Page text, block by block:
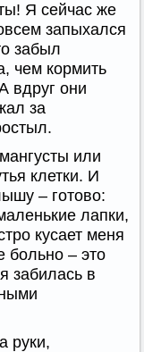
Я сейчас же
запыхался
забыл
чем кормить
вдруг они
за
или
клетки. И
– готово:
лапки,
кусает меня
больно – это
забилась в
руки,